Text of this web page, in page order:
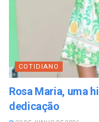
COTIDIANO
Rosa Maria, uma
dedicação